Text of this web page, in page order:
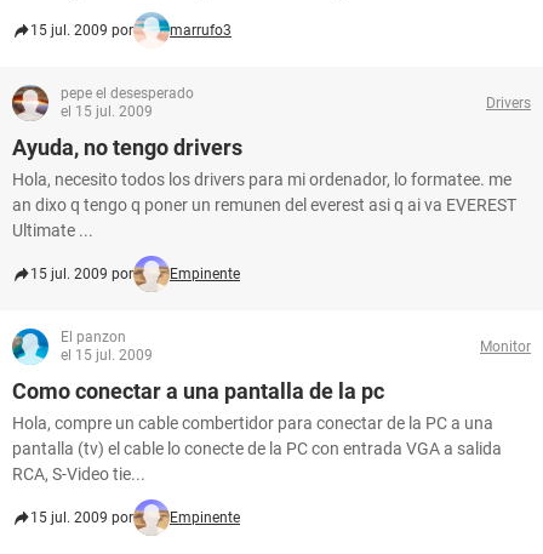
15 jul. 2009 por marrufo3
pepe el desesperado
el 15 jul. 2009
Drivers
Ayuda, no tengo drivers
Hola, necesito todos los drivers para mi ordenador, lo formatee. me
an dixo q tengo q poner un remunen del everest asi q ai va EVEREST
Ultimate ...
15 jul. 2009 por Empinente
El panzon
el 15 jul. 2009
Monitor
Como conectar a una pantalla de la pc
Hola, compre un cable combertidor para conectar de la PC a una
pantalla (tv) el cable lo conecte de la PC con entrada VGA a salida
RCA, S-Video tie...
15 jul. 2009 por Empinente